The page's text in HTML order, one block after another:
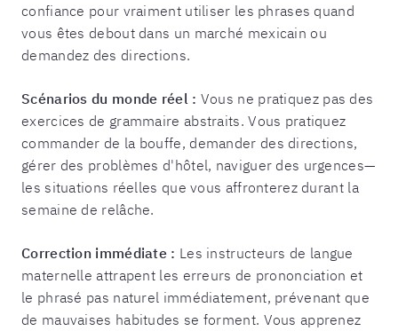
confiance pour vraiment utiliser les phrases quand
vous êtes debout dans un marché mexicain ou
demandez des directions.
Scénarios du monde réel : Vous ne pratiquez pas des
exercices de grammaire abstraits. Vous pratiquez
commander de la bouffe, demander des directions,
gérer des problèmes d'hôtel, naviguer des urgences—
les situations réelles que vous affronterez durant la
semaine de relâche.
Correction immédiate : Les instructeurs de langue
maternelle attrapent les erreurs de prononciation et
le phrasé pas naturel immédiatement, prévenant que
de mauvaises habitudes se forment. Vous apprenez